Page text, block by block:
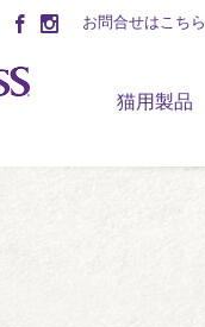
お問合せはこちら
猫用製品